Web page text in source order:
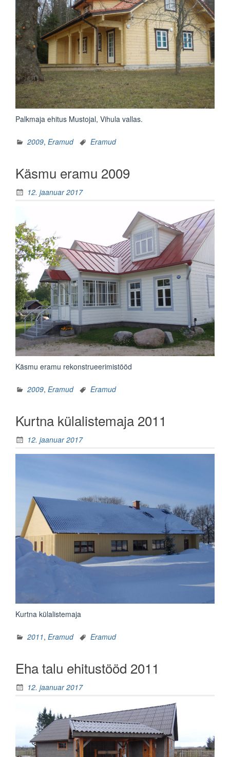
Palkmaja ehitus Mustojal, Vihula vallas.
2009, Eramud Eramud
Käsmu eramu 2009
12. jaanuar 2017
Käsmu eramu rekonstrueerimistööd
2009, Eramud Eramud
Kurtna külalistemaja 2011
12. jaanuar 2017
Kurtna külalistemaja
2011, Eramud Eramud
Eha talu ehitustööd 2011
12. jaanuar 2017